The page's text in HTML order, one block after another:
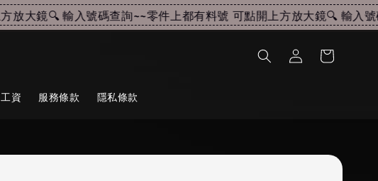
鏡🔍 輸入號碼查詢~~零件上都有料號 可點開上方放大鏡🔍 輸入號碼
資 服務條款 隱私條款